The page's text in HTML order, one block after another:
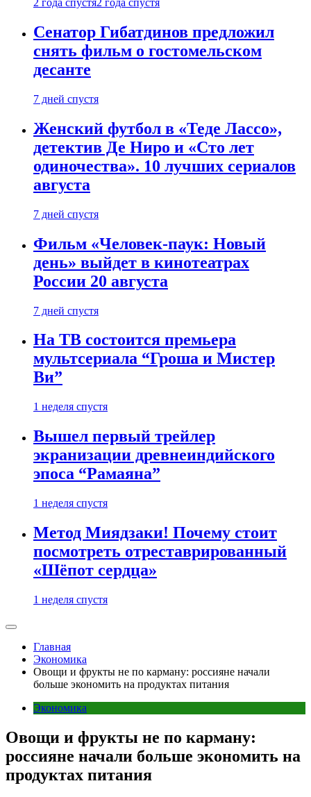
2 года спустя2 года спустя
Сенатор Гибатдинов предложил
снять фильм о гостомельском
десанте
7 дней спустя
Женский футбол в «Теде Лассо»,
детектив Де Ниро и «Сто лет
одиночества». 10 лучших сериалов
августа
7 дней спустя
Фильм «Человек-паук: Новый
день» выйдет в кинотеатрах
России 20 августа
7 дней спустя
На ТВ состоится премьера
мультсериала “Гроша и Мистер
Ви”
1 неделя спустя
Вышел первый трейлер
экранизации древнеиндийского
эпоса “Рамаяна”
1 неделя спустя
Метод Миядзаки! Почему стоит
посмотреть отреставрированный
«Шёпот сердца»
1 неделя спустя
Главная
Экономика
Овощи и фрукты не по карману: россияне начали
больше экономить на продуктах питания
Экономика
Овощи и фрукты не по карману:
россияне начали больше экономить на
продуктах питания